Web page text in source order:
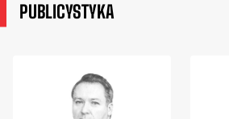
PUBLICYSTYKA